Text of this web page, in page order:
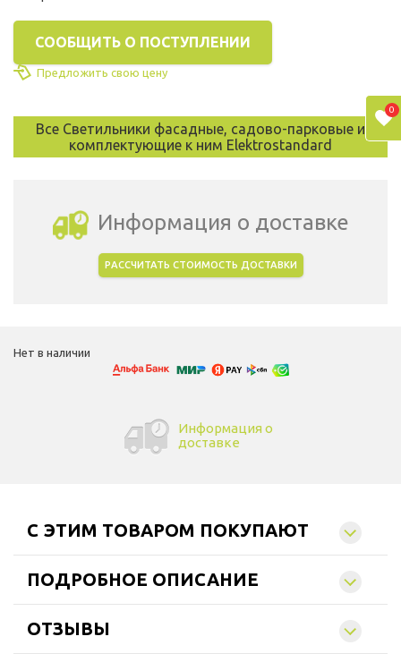
СООБЩИТЬ О ПОСТУПЛЕНИИ
Предложить свою цену
Все Светильники фасадные, садово-парковые и
комплектующие к ним Elektrostandard
Информация о доставке
РАССЧИТАТЬ СТОИМОСТЬ ДОСТАВКИ
Нет в наличии
Информация о
доставке
C ЭТИМ ТОВАРОМ ПОКУПАЮТ
ПОДРОБНОЕ ОПИСАНИЕ
ОТЗЫВЫ
0